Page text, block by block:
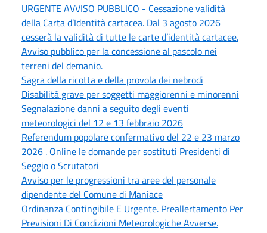
URGENTE AVVISO PUBBLICO - Cessazione validità
della Carta d’Identità cartacea. Dal 3 agosto 2026
cesserà la validità di tutte le carte d’identità cartacee.
Avviso pubblico per la concessione al pascolo nei
terreni del demanio.
Sagra della ricotta e della provola dei nebrodi
Disabilità grave per soggetti maggiorenni e minorenni
Segnalazione danni a seguito degli eventi
meteorologici del 12 e 13 febbraio 2026
Referendum popolare confermativo del 22 e 23 marzo
2026 . Online le domande per sostituti Presidenti di
Seggio o Scrutatori
Avviso per le progressioni tra aree del personale
dipendente del Comune di Maniace
Ordinanza Contingibile E Urgente. Preallertamento Per
Previsioni Di Condizioni Meteorologiche Avverse.